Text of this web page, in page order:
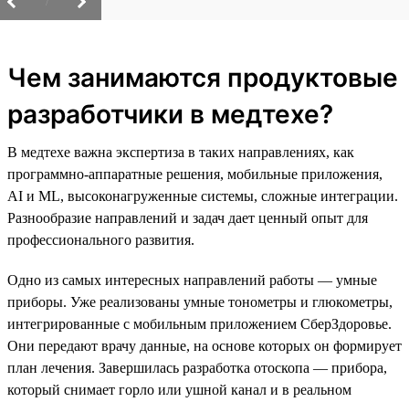
Чем занимаются продуктовые
разработчики в медтехе?
В медтехе важна экспертиза в таких направлениях, как
программно-аппаратные решения, мобильные приложения,
AI и ML, высоконагруженные системы, сложные интеграции.
Разнообразие направлений и задач дает ценный опыт для
профессионального развития.
Одно из самых интересных направлений работы — умные
приборы. Уже реализованы умные тонометры и глюкометры,
интегрированные с мобильным приложением СберЗдоровье.
Они передают врачу данные, на основе которых он формирует
план лечения. Завершилась разработка отоскопа — прибора,
который снимает горло или ушной канал и в реальном